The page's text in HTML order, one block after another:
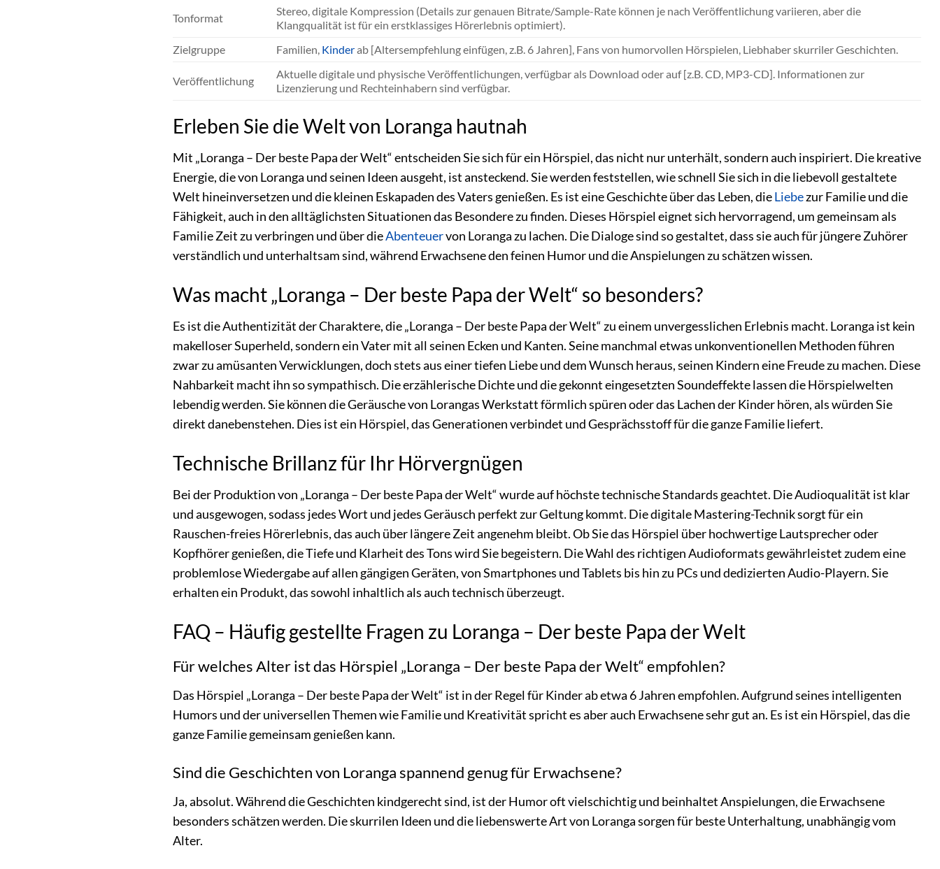
Tonformat
Stereo, digitale Kompression (Details zur genauen Bitrate/Sample-Rate können je nach Veröffentlichung variieren, aber die
Klangqualität ist für ein erstklassiges Hörerlebnis optimiert).
Zielgruppe
Familien, Kinderab [Altersempfehlung einfügen, z.B. 6 Jahren], Fans von humorvollen Hörspielen, Liebhaber skurriler Geschichten.
Veröffentlichung
Aktuelle digitale und physische Veröffentlichungen, verfügbar als Download oder auf [z.B. CD, MP3-CD]. Informationen zur
Lizenzierung und Rechteinhabern sind verfügbar.
Erleben Sie die Welt von Loranga hautnah
Mit „Loranga – Der beste Papa der Welt“ entscheiden Sie sich für ein Hörspiel, das nicht nur unterhält, sondern auch inspiriert. Die kreative
Energie, die von Loranga und seinen Ideen ausgeht, ist ansteckend. Sie werden feststellen, wie schnell Sie sich in die liebevoll gestaltete
Welt hineinversetzen und die kleinen Eskapaden des Vaters genießen. Es ist eine Geschichte über das Leben, dieLiebezur Familie und die
Fähigkeit, auch in den alltäglichsten Situationen das Besondere zu finden. Dieses Hörspiel eignet sich hervorragend, um gemeinsam als
Familie Zeit zu verbringen und über dieAbenteuervon Loranga zu lachen. Die Dialoge sind so gestaltet, dass sie auch für jüngere Zuhörer
verständlich und unterhaltsam sind, während Erwachsene den feinen Humor und die Anspielungen zu schätzen wissen.
Was macht „Loranga – Der beste Papa der Welt“ so besonders?
Es ist die Authentizität der Charaktere, die „Loranga – Der beste Papa der Welt“ zu einem unvergesslichen Erlebnis macht. Loranga ist kein
makelloser Superheld, sondern ein Vater mit all seinen Ecken und Kanten. Seine manchmal etwas unkonventionellen Methoden führen
zwar zu amüsanten Verwicklungen, doch stets aus einer tiefen Liebe und dem Wunsch heraus, seinen Kindern eine Freude zu machen. Diese
Nahbarkeit macht ihn so sympathisch. Die erzählerische Dichte und die gekonnt eingesetzten Soundeffekte lassen die Hörspielwelten
lebendig werden. Sie können die Geräusche von Lorangas Werkstatt förmlich spüren oder das Lachen der Kinder hören, als würden Sie
direkt danebenstehen. Dies ist ein Hörspiel, das Generationen verbindet und Gesprächsstoff für die ganze Familie liefert.
Technische Brillanz für Ihr Hörvergnügen
Bei der Produktion von „Loranga – Der beste Papa der Welt“ wurde auf höchste technische Standards geachtet. Die Audioqualität ist klar
und ausgewogen, sodass jedes Wort und jedes Geräusch perfekt zur Geltung kommt. Die digitale Mastering-Technik sorgt für ein
Rauschen-freies Hörerlebnis, das auch über längere Zeit angenehm bleibt. Ob Sie das Hörspiel über hochwertige Lautsprecher oder
Kopfhörer genießen, die Tiefe und Klarheit des Tons wird Sie begeistern. Die Wahl des richtigen Audioformats gewährleistet zudem eine
problemlose Wiedergabe auf allen gängigen Geräten, von Smartphones und Tablets bis hin zu PCs und dedizierten Audio-Playern. Sie
erhalten ein Produkt, das sowohl inhaltlich als auch technisch überzeugt.
FAQ – Häufig gestellte Fragen zu Loranga – Der beste Papa der Welt
Für welches Alter ist das Hörspiel „Loranga – Der beste Papa der Welt“ empfohlen?
Das Hörspiel „Loranga – Der beste Papa der Welt“ ist in der Regel für Kinder ab etwa 6 Jahren empfohlen. Aufgrund seines intelligenten
Humors und der universellen Themen wie Familie und Kreativität spricht es aber auch Erwachsene sehr gut an. Es ist ein Hörspiel, das die
ganze Familie gemeinsam genießen kann.
Sind die Geschichten von Loranga spannend genug für Erwachsene?
Ja, absolut. Während die Geschichten kindgerecht sind, ist der Humor oft vielschichtig und beinhaltet Anspielungen, die Erwachsene
besonders schätzen werden. Die skurrilen Ideen und die liebenswerte Art von Loranga sorgen für beste Unterhaltung, unabhängig vom
Alter.